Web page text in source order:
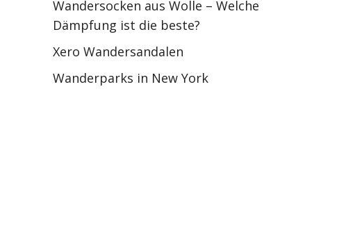
Wandersocken aus Wolle – Welche
Dämpfung ist die beste?
Xero Wandersandalen
Wanderparks in New York